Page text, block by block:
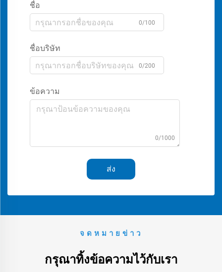
ชื่อ
0/100
ชื่อบริษัท
0/200
ข้อความ
0/1000
ส่ง
จดหมายข่าว
กรุณาทิ้งข้อความไว้กับเรา